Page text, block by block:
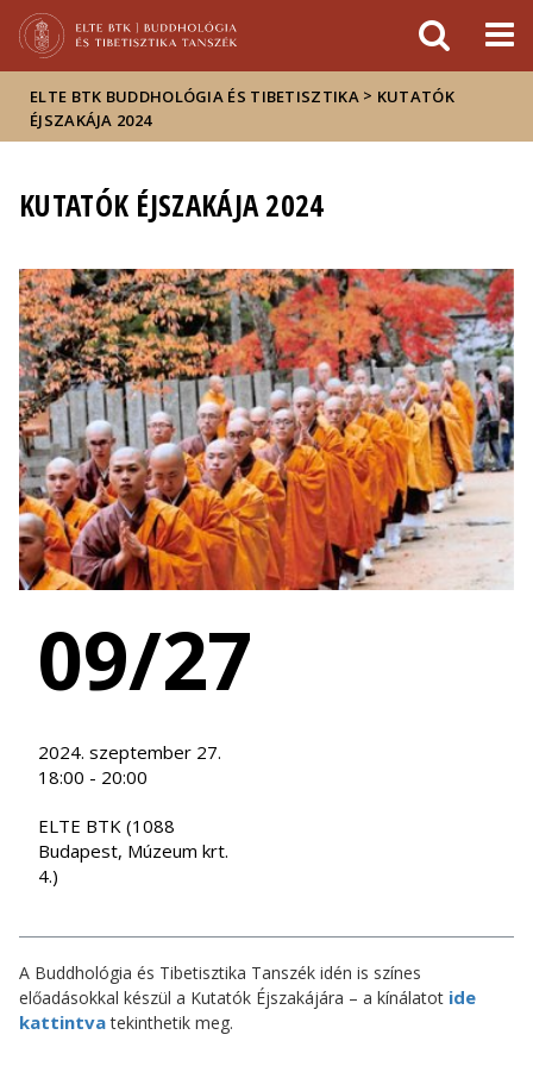
Hírek
Események
ELTE a
sajtóban
ELTE BTK BUDDHOLÓGIA ÉS TIBETISZTIKA > KUTATÓK
ÉJSZAKÁJA 2024
KUTATÓK ÉJSZAKÁJA 2024
09/27
2024. szeptember 27.
18:00 - 20:00
ELTE BTK (1088
Budapest, Múzeum krt.
4.)
A Buddhológia és Tibetisztika Tanszék idén is színes
előadásokkal készül a Kutatók Éjszakájára – a kínálatot ide
kattintvatekinthetik meg.